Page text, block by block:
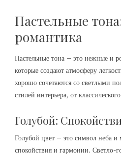
Пастельные
романтика
Пастельные тона – это нежные и
которые создают атмосферу
хорошо сочетаются со светлыми
стилей интерьера, от
Голубой:
Голубой цвет – это символ неба
спокойствия и гармонии. Светло-